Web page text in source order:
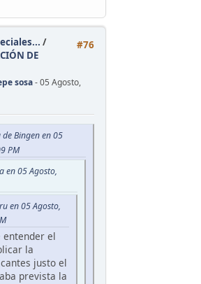
#76
/
DE
sosa- 05 Agosto,
Bingen en 05
PM
en 05 Agosto,
en 05 Agosto,
entender el
la
justo el
prevista la